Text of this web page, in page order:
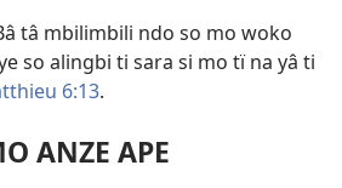
tâ mbilimbili ndo so mo woko
so alingbi ti sara si mo tï na yâ ti
6:13.
ANZE APE